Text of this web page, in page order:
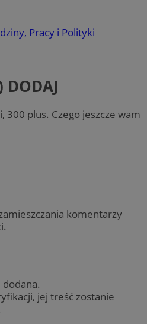
Pracy i Polityki
DODAJ
300 plus. Czego jeszcze wam
komentarzy
dodana.
jej treść zostanie